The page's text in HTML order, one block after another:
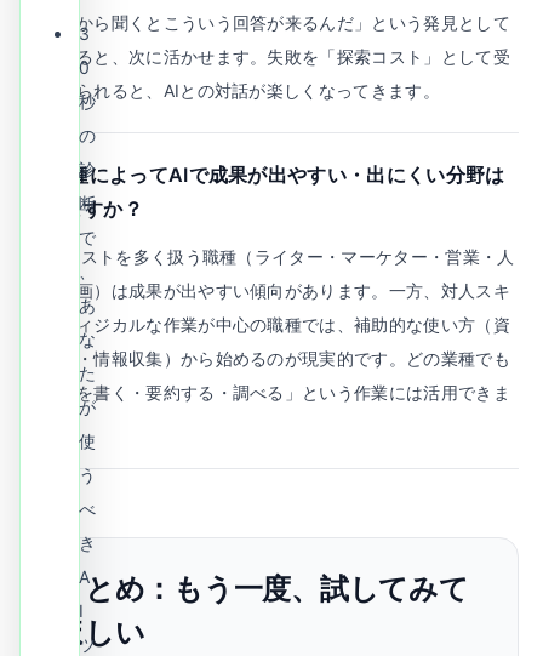
の角度から聞くとこういう回答が来るんだ」という発見として
記録すると、次に活かせます。失敗を「探索コスト」として受
け入れられると、AIとの対話が楽しくなってきます。
業種によってAIで成果が出やすい・出にくい分野は
ありますか？
テキストを多く扱う職種（ライター・マーケター・営業・人
事・企画）は成果が出やすい傾向があります。一方、対人スキ
ルやフィジカルな作業が中心の職種では、補助的な使い方（資
料作成・情報収集）から始めるのが現実的です。どの業種でも
「文章を書く・要約する・調べる」という作業には活用できま
まとめ：もう一度、試してみて
ほしい
3
0
秒
の
診
断
で
、
あ
な
た
が
使
う
べ
き
A
I
ツ